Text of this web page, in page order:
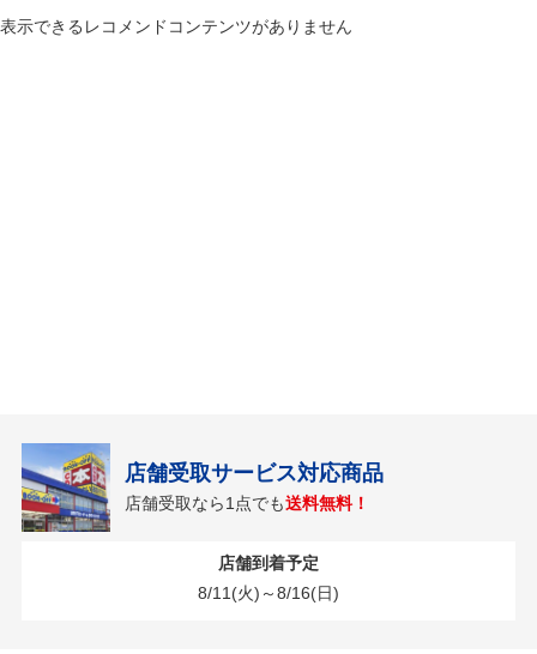
表示できるレコメンドコンテンツがありません
店舗受取サービス対応商品
店舗受取なら1点でも送料無料！
店舗到着予定
8/11(火)～8/16(日)